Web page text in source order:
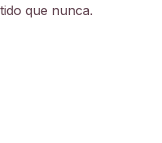
que nunca.